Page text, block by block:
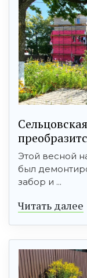
Этой весной
был
забор и ...
Читать далее